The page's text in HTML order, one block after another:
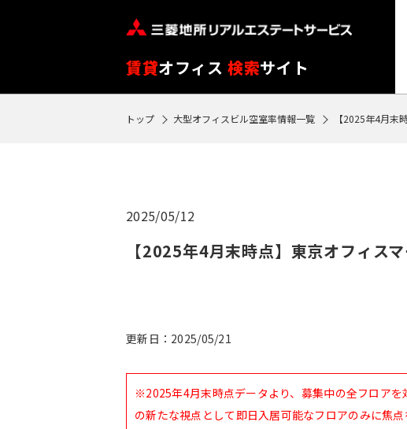
賃貸オフィス検索サイト
SEARCH
トップ 大型オフィスビル空室率情報一覧 【2025年4月
2025/05/12
【2025年4月末時点】東京オフィス
更新日：2025/05/21
※2025年4月末時点データより、募集中の全フロア
の新たな視点として即日入居可能なフロアのみに焦
閲
覧
過
動